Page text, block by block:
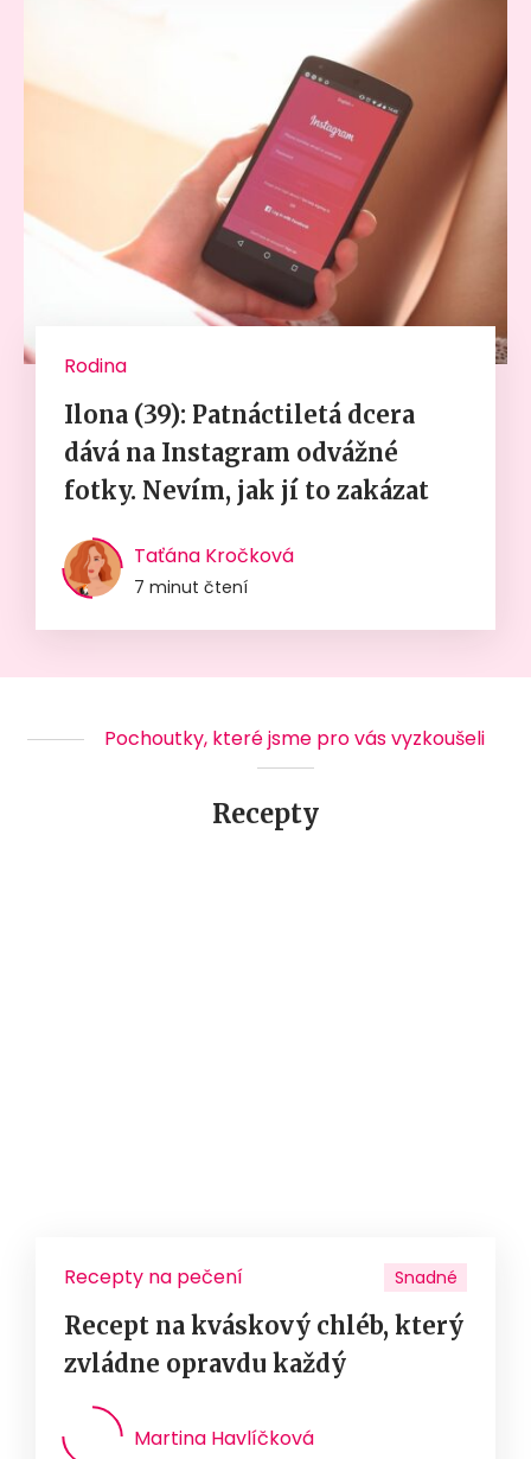
Rodina
Ilona (39): Patnáctiletá dcera
dává na Instagram odvážné
fotky. Nevím, jak jí to zakázat
Taťána Kročková
7 minut čtení
Pochoutky, které jsme pro vás vyzkoušeli
Recepty
Recepty na pečení Snadné
Recept na kváskový chléb, který
zvládne opravdu každý
Martina Havlíčková